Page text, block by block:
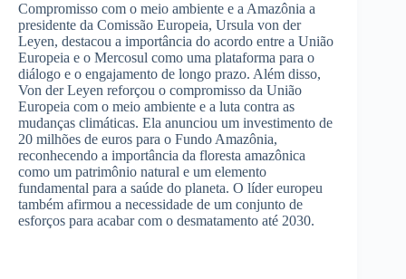
Compromisso com o meio ambiente e a Amazônia a
presidente da Comissão Europeia, Ursula von der
Leyen, destacou a importância do acordo entre a União
Europeia e o Mercosul como uma plataforma para o
diálogo e o engajamento de longo prazo. Além disso,
Von der Leyen reforçou o compromisso da União
Europeia com o meio ambiente e a luta contra as
mudanças climáticas. Ela anunciou um investimento de
20 milhões de euros para o Fundo Amazônia,
reconhecendo a importância da floresta amazônica
como um patrimônio natural e um elemento
fundamental para a saúde do planeta. O líder europeu
também afirmou a necessidade de um conjunto de
esforços para acabar com o desmatamento até 2030.